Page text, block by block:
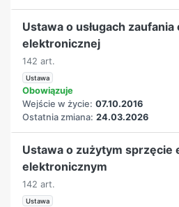
Ustawa o usługach
elektronicznej
142 art.
Ustawa
Obowiązuje
Wejście w życie: 07.10.2016
Ostatnia zmiana: 24.03.2026
Ustawa o zużytym sprzęcie
elektronicznym
142 art.
Ustawa